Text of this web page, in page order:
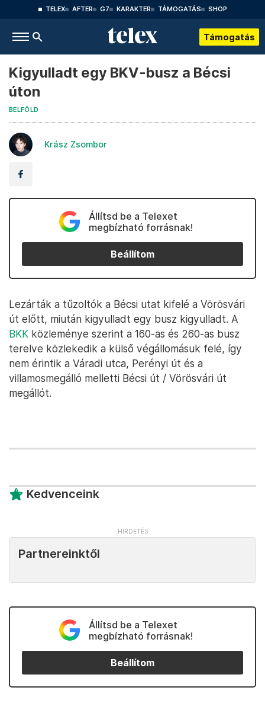
TELEX AFTER G7 KARAKTER TÁMOGATÁS SHOP
Támogatás
Kigyulladt egy BKV-busz a Bécsi
úton
BELFÖLD
Krász Zsombor
Állítsd be a Telexet
megbízható forrásnak!
Beállítom
Lezárták a tűzoltók a Bécsi utat kifelé a Vörösvári
út előtt, miután kigyulladt egy busz kigyulladt. A
BKK közleménye szerint a 160-as és 260-as busz
terelve közlekedik a külső végállomásuk felé, így
nem érintik a Váradi utca, Perényi út és a
villamosmegálló melletti Bécsi út / Vörösvári út
megállót.
Kedvenceink
Partnereinktől
Állítsd be a Telexet
megbízható forrásnak!
Beállítom